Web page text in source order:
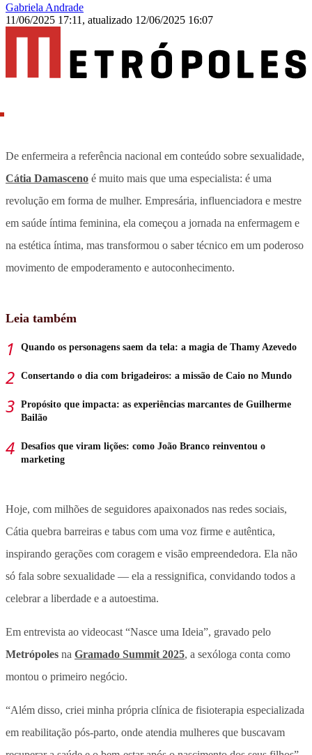
Gabriela Andrade
11/06/2025 17:11 , atualizado 12/06/2025 16:07
De enfermeira a referência nacional em conteúdo sobre sexualidade,
Cátia Damasceno é muito mais que uma especialista: é uma
revolução em forma de mulher. Empresária, influenciadora e mestre
em saúde íntima feminina, ela começou a jornada na enfermagem e
na estética íntima, mas transformou o saber técnico em um poderoso
movimento de empoderamento e autoconhecimento.
Leia também
Quando os personagens saem da tela: a magia de Thamy Azevedo
Consertando o dia com brigadeiros: a missão de Caio no Mundo
Propósito que impacta: as experiências marcantes de Guilherme
Bailão
Desafios que viram lições: como João Branco reinventou o
marketing
Hoje, com milhões de seguidores apaixonados nas redes sociais,
Cátia quebra barreiras e tabus com uma voz firme e autêntica,
inspirando gerações com coragem e visão empreendedora. Ela não
só fala sobre sexualidade — ela a ressignifica, convidando todos a
celebrar a liberdade e a autoestima.
Em entrevista ao videocast “Nasce uma Ideia”, gravado pelo
Metrópoles na Gramado Summit 2025, a sexóloga conta como
montou o primeiro negócio.
“Além disso, criei minha própria clínica de fisioterapia especializada
em reabilitação pós-parto, onde atendia mulheres que buscavam